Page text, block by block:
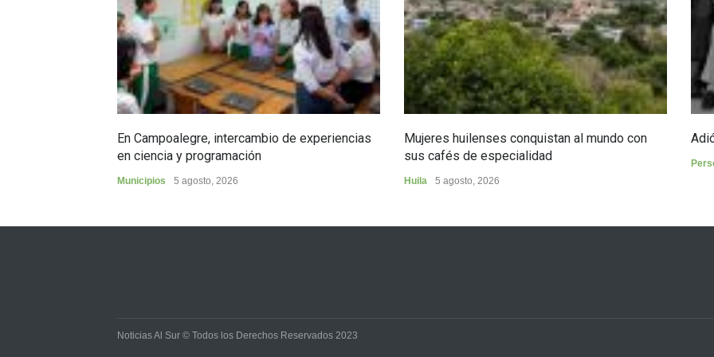
En Campoalegre, intercambio de experiencias
en ciencia y programación
Municipios 5 agosto, 2026
Mujeres huilenses conquistan al mundo con
sus cafés de especialidad
Huila 5 agosto, 2026
Noticias Al Sur © Todos los Derechos Reservados 2023